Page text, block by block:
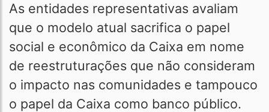
As entidades representativas avaliam
que o modelo atual sacrifica o papel
social e econômico da Caixa em nome
de reestruturações que não consideram
o impacto nas comunidades e tampouco
o papel da Caixa como banco público.